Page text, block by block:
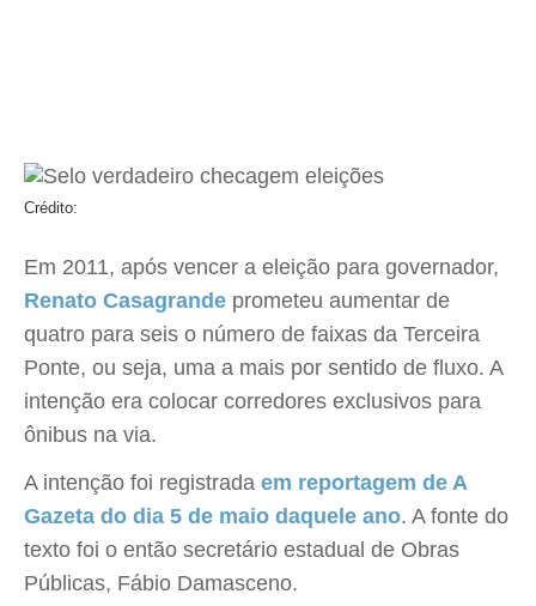
Crédito:
Em 2011, após vencer a eleição para governador,
Renato Casagrande prometeu aumentar de
quatro para seis o número de faixas da Terceira
Ponte, ou seja, uma a mais por sentido de fluxo. A
intenção era colocar corredores exclusivos para
ônibus na via.
A intenção foi registrada em reportagem de A
Gazeta do dia 5 de maio daquele ano. A fonte do
texto foi o então secretário estadual de Obras
Públicas, Fábio Damasceno.